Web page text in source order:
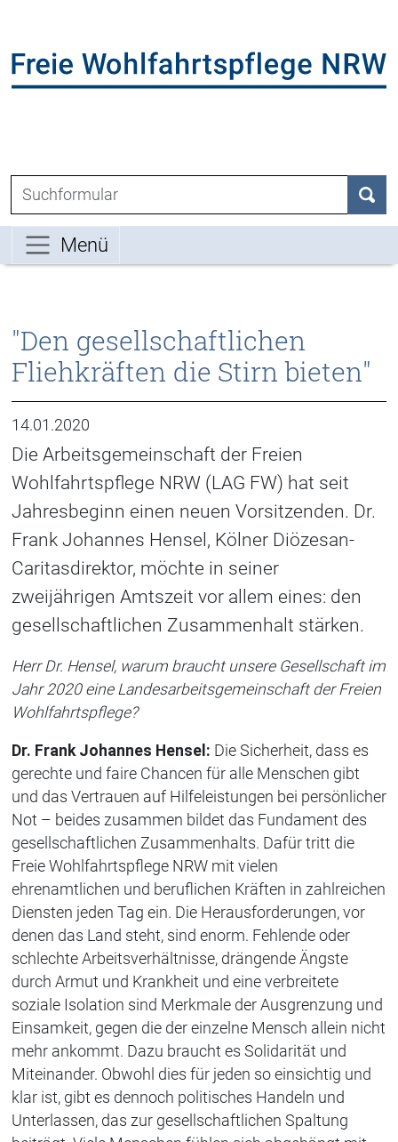
Suchen nach:
Menü
"Den gesellschaftlichen
Fliehkräften die Stirn bieten"
14.01.2020
Die Arbeitsgemeinschaft der Freien
Wohlfahrtspflege NRW (LAG FW) hat seit
Jahresbeginn einen neuen Vorsitzenden. Dr.
Frank Johannes Hensel, Kölner Diözesan-
Caritasdirektor, möchte in seiner
zweijährigen Amtszeit vor allem eines: den
gesellschaftlichen Zusammenhalt stärken.
Herr Dr. Hensel, warum braucht unsere Gesellschaft im
Jahr 2020 eine Landesarbeitsgemeinschaft der Freien
Wohlfahrtspflege?
Dr. Frank Johannes Hensel: Die Sicherheit, dass es
gerechte und faire Chancen für alle Menschen gibt
und das Vertrauen auf Hilfeleistungen bei persönlicher
Not – beides zusammen bildet das Fundament des
gesellschaftlichen Zusammenhalts. Dafür tritt die
Freie Wohlfahrtspflege NRW mit vielen
ehrenamtlichen und beruflichen Kräften in zahlreichen
Diensten jeden Tag ein. Die Herausforderungen, vor
denen das Land steht, sind enorm. Fehlende oder
schlechte Arbeitsverhältnisse, drängende Ängste
durch Armut und Krankheit und eine verbreitete
soziale Isolation sind Merkmale der Ausgrenzung und
Einsamkeit, gegen die der einzelne Mensch allein nicht
mehr ankommt. Dazu braucht es Solidarität und
Miteinander. Obwohl dies für jeden so einsichtig und
klar ist, gibt es dennoch politisches Handeln und
Unterlassen, das zur gesellschaftlichen Spaltung